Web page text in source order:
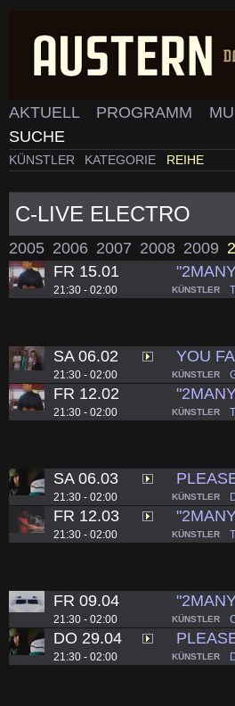
AKTUELL PROGRAMM
SUCHE
KÜNSTLER KATEGORIE REIHE
C-LIVE ELECTRO
2005 2006 2007 2008 2009
FR 15.01
21:30 - 02:00 KÜNSTLER
SA 06.02
21:30 - 02:00
YOU
KÜNSTLER
FR 12.02
21:30 - 02:00 KÜNSTLER
SA 06.03
21:30 - 02:00 KÜNSTLER
FR 12.03
21:30 - 02:00 KÜNSTLER
FR 09.04
21:30 - 02:00 KÜNSTLER
DO 29.04
21:30 - 02:00 KÜNSTLER